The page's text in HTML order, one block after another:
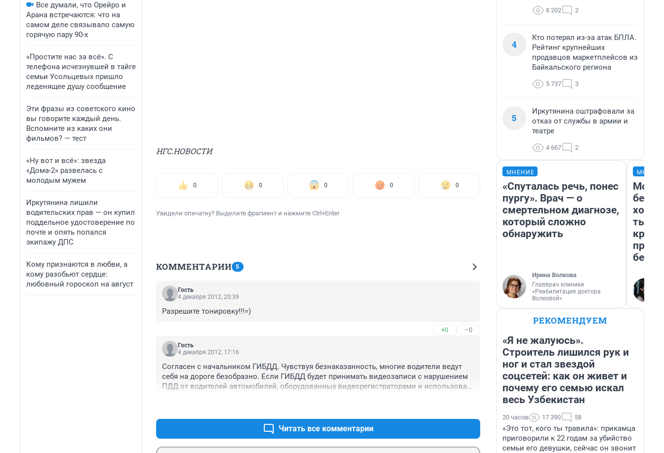
Все думали, что Орейро и
Арана встречаются: что на
самом деле связывало самую
горячую пару 90-х
«Простите нас за всё». С
телефона исчезнувшей в тайге
семьи Усольцевых пришло
леденящее душу сообщение
Эти фразы из советского кино
вы говорите каждый день.
Вспомните из каких они
фильмов? — тест
«Ну вот и всё»: звезда
«Дома-2» развелась с
молодым мужем
Иркутянина лишили
водительских прав — он купил
поддельное удостоверение по
почте и опять попался
экипажу ДПС
Кому признаются в любви, а
кому разобьют сердце:
любовный гороскоп на август
НГС.НОВОСТИ
0 0 0 0 0
Увидели опечатку? Выделите фрагмент и нажмите Ctrl+Enter
КОММЕНТАРИИ 5
Гость
4 декабря 2012, 20:39
Разрешите тонировку!!!=)
+0 –0
Гость
4 декабря 2012, 17:16
Согласен с начальником ГИБДД. Чувствуя безнаказанность, многие водители ведут
себя на дороге безобразно. Если ГИБДД будет принимать видеозаписи с нарушением
ПДД от водителей автомобилей, оборудованных видеорегистраторами и использовать
Читать все комментарии
8 202 2
4
Кто потерял из-за атак БПЛА.
Рейтинг крупнейших
продавцов маркетплейсов из
Байкальского региона
5 737 3
5
Иркутянина оштрафовали за
отказ от службы в армии и
театре
4 667 2
МНЕНИЕ
«Спуталась речь, понес
пургу». Врач — о
смертельном диагнозе,
который сложно
обнаружить
Ирина Волкова
Главврач клиники
«Реабилитация доктора
Волковой»
Мой
РЕКОМЕНДУЕМ
«Я не жалуюсь».
Строитель лишился рук и
ног и стал звездой
соцсетей: как он живет и
почему его семью искал
весь Узбекистан
20 часов 17 390 58
«Это тот, кого ты травила»: прикамца
приговорили к 22 годам за убийство
семьи его девушки, сейчас он звонит